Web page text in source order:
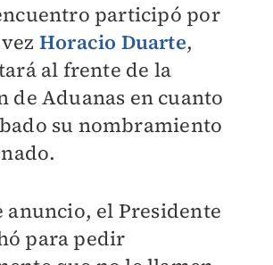
participó por
Horacio Duarte,
al frente de la
de Aduanas en cuanto
su nombramiento
anuncio, el Presidente
para pedir